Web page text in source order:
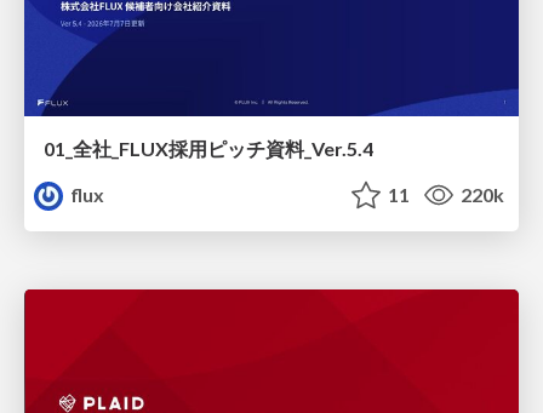
01_全社_FLUX採用ピッチ資料_Ver.5.4
flux
11 220k